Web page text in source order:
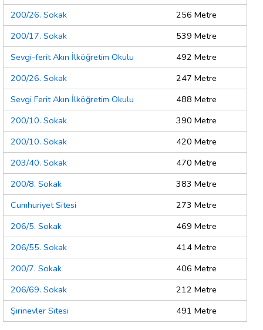
200/26. Sokak
256 Metre
200/17. Sokak
539 Metre
Sevgi-ferit Akın İlköğretim Okulu
492 Metre
200/26. Sokak
247 Metre
Sevgi Ferit Akın İlköğretim Okulu
488 Metre
200/10. Sokak
390 Metre
200/10. Sokak
420 Metre
203/40. Sokak
470 Metre
200/8. Sokak
383 Metre
Cumhuriyet Sitesi
273 Metre
206/5. Sokak
469 Metre
206/55. Sokak
414 Metre
200/7. Sokak
406 Metre
206/69. Sokak
212 Metre
Şirinevler Sitesi
491 Metre